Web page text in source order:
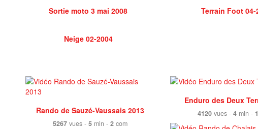
Sortie moto 3 mai 2008 Terrain Foot 04-
Neige 02-2004
Rando de Sauzé-Vaussais 2013
5267 vues - 5 min - 2 com
Enduro des Deux
4120 vues - 4 min - 1